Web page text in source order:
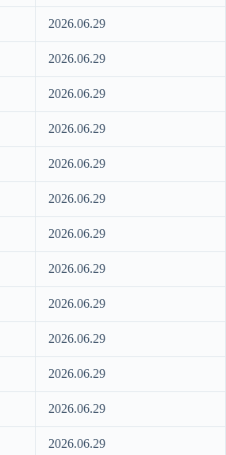
2026.06.29
2026.06.29
2026.06.29
2026.06.29
2026.06.29
2026.06.29
2026.06.29
2026.06.29
2026.06.29
2026.06.29
2026.06.29
2026.06.29
2026.06.29